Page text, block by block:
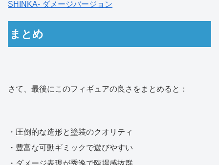
SHINKA- ダメージバージョン
まとめ
さて、最後にこのフィギュアの良さをまとめると：
・圧倒的な造形と塗装のクオリティ
・豊富な可動ギミックで遊びやすい
・ダメージ表現が秀逸で臨場感抜群